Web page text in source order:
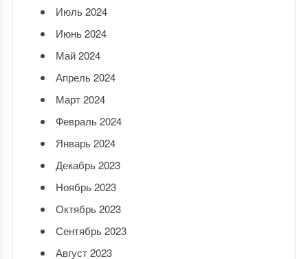
Июль 2024
Июнь 2024
Май 2024
Апрель 2024
Март 2024
Февраль 2024
Январь 2024
Декабрь 2023
Ноябрь 2023
Октябрь 2023
Сентябрь 2023
Август 2023